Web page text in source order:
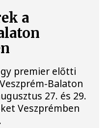
a
premier előtti
Balaton
27. és 29.
Veszprémben